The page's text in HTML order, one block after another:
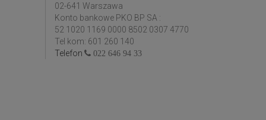
02-641 Warszawa
Konto bankowe PKO BP SA :
52 1020 1169 0000 8502 0307 4770
Tel kom: 601 260 140
Telefon
022 646 94 33